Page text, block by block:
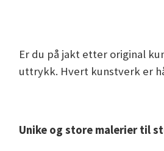
Er du på jakt etter original
uttrykk. Hvert kunstverk er
Unike og store malerier til